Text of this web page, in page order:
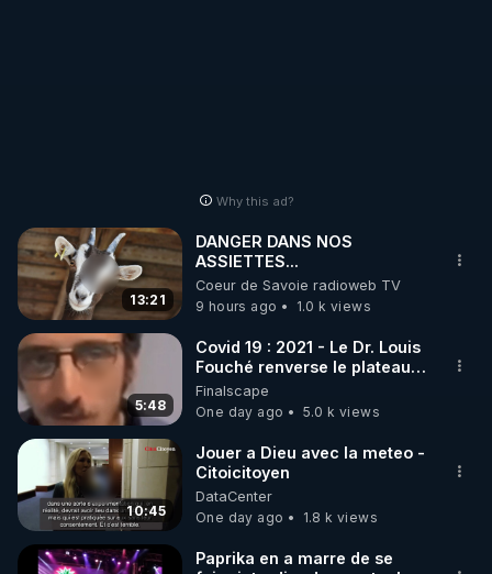
Why this ad?
13:21
DANGER DANS NOS
ASSIETTES...
Coeur de Savoie radioweb TV
9 hours ago
1.0 k views
5:48
Covid 19 : 2021 - Le Dr. Louis
Fouché renverse le plateau
de CNews !
Finalscape
One day ago
5.0 k views
10:45
Jouer a Dieu avec la meteo -
Citoicitoyen
DataCenter
One day ago
1.8 k views
Paprika en a marre de se